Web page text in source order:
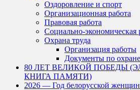
Оздоровление и спорт
Организационная работа
Правовая работа
Социально-экономическая
Охрана труда
Организация работы
Документы по
80 ЛЕТ ВЕЛИКОЙ ПОБЕДЫ
КНИГА ПАМЯТИ)
2026 — Год белорусской